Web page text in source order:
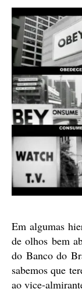
Em algumas
de olhos bem
do Banco do
sabemos que
ao vice-